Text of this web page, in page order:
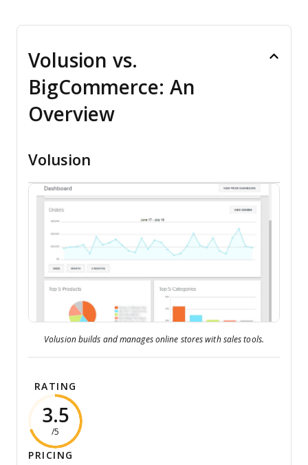
Volusion vs.
BigCommerce: An
Overview
Volusion
Volusion builds and manages online stores with sales tools.
RATING
3.5
/5
PRICING